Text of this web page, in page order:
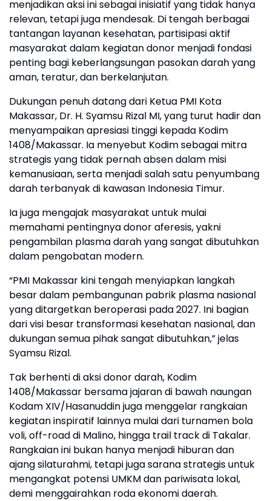
menjadikan aksi ini sebagai inisiatif yang tidak hanya
relevan, tetapi juga mendesak. Di tengah berbagai
tantangan layanan kesehatan, partisipasi aktif
masyarakat dalam kegiatan donor menjadi fondasi
penting bagi keberlangsungan pasokan darah yang
aman, teratur, dan berkelanjutan.
Dukungan penuh datang dari Ketua PMI Kota
Makassar, Dr. H. Syamsu Rizal MI, yang turut hadir dan
menyampaikan apresiasi tinggi kepada Kodim
1408/Makassar. Ia menyebut Kodim sebagai mitra
strategis yang tidak pernah absen dalam misi
kemanusiaan, serta menjadi salah satu penyumbang
darah terbanyak di kawasan Indonesia Timur.
Ia juga mengajak masyarakat untuk mulai
memahami pentingnya donor aferesis, yakni
pengambilan plasma darah yang sangat dibutuhkan
dalam pengobatan modern.
“PMI Makassar kini tengah menyiapkan langkah
besar dalam pembangunan pabrik plasma nasional
yang ditargetkan beroperasi pada 2027. Ini bagian
dari visi besar transformasi kesehatan nasional, dan
dukungan semua pihak sangat dibutuhkan,” jelas
Syamsu Rizal.
Tak berhenti di aksi donor darah, Kodim
1408/Makassar bersama jajaran di bawah naungan
Kodam XIV/Hasanuddin juga menggelar rangkaian
kegiatan inspiratif lainnya mulai dari turnamen bola
voli, off-road di Malino, hingga trail track di Takalar.
Rangkaian ini bukan hanya menjadi hiburan dan
ajang silaturahmi, tetapi juga sarana strategis untuk
mengangkat potensi UMKM dan pariwisata lokal,
demi menggairahkan roda ekonomi daerah.